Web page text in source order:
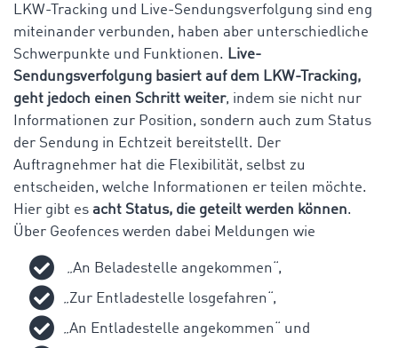
LKW-Tracking und Live-Sendungsverfolgung sind eng
miteinander verbunden, haben aber unterschiedliche
Schwerpunkte und Funktionen. Live-
Sendungsverfolgung basiert auf dem LKW-Tracking,
geht jedoch einen Schritt weiter, indem sie nicht nur
Informationen zur Position, sondern auch zum Status
der Sendung in Echtzeit bereitstellt. Der
Auftragnehmer hat die Flexibilität, selbst zu
entscheiden, welche Informationen er teilen möchte.
Hier gibt es acht Status, die geteilt werden können.
Über Geofences werden dabei Meldungen wie
„An Beladestelle angekommen“,
„Zur Entladestelle losgefahren“,
„An Entladestelle angekommen“ und